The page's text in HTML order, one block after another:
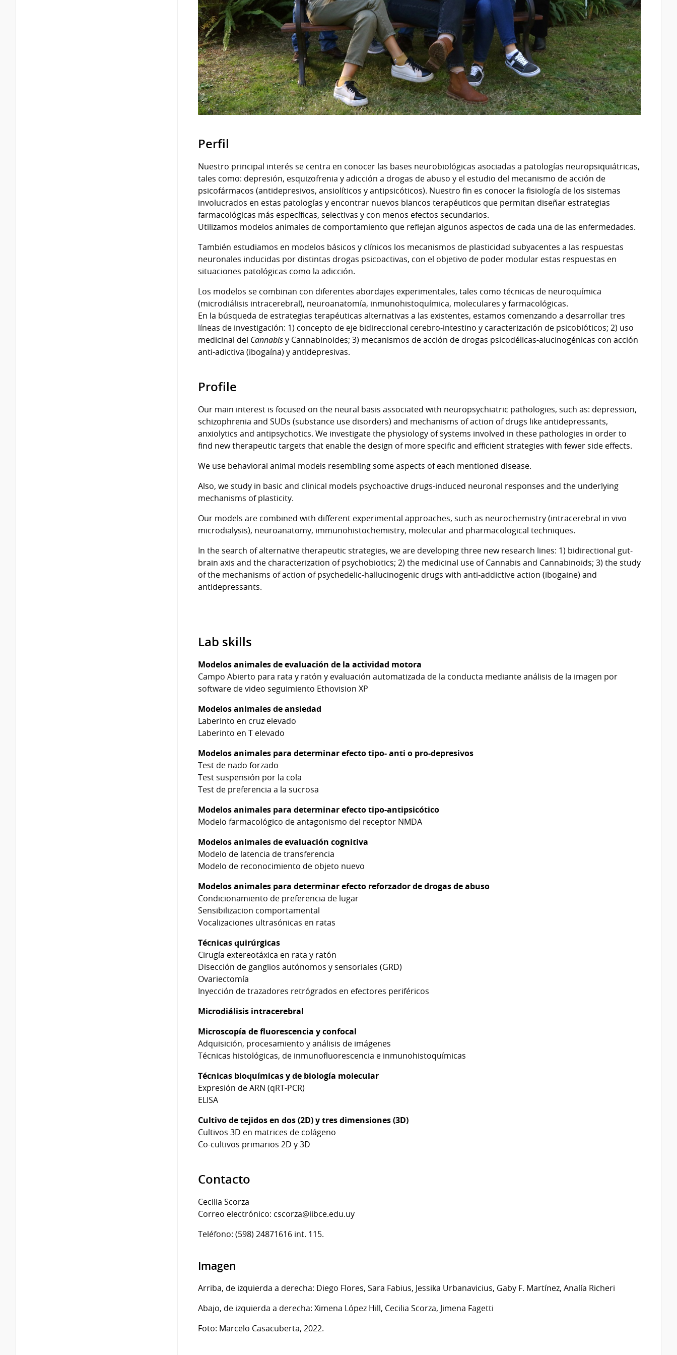
Perfil
Nuestro principal interés se centra en conocer las bases neurobiológicas asociadas a patologías neuropsiquiátricas,
tales como: depresión, esquizofrenia y adicción a drogas de abuso y el estudio del mecanismo de acción de
psicofármacos (antidepresivos, ansiolíticos y antipsicóticos). Nuestro fin es conocer la fisiología de los sistemas
involucrados en estas patologías y encontrar nuevos blancos terapéuticos que permitan diseñar estrategias
farmacológicas más específicas, selectivas y con menos efectos secundarios.
Utilizamos modelos animales de comportamiento que reflejan algunos aspectos de cada una de las enfermedades.
También estudiamos en modelos básicos y clínicos los mecanismos de plasticidad subyacentes a las respuestas
neuronales inducidas por distintas drogas psicoactivas, con el objetivo de poder modular estas respuestas en
situaciones patológicas como la adicción.
Los modelos se combinan con diferentes abordajes experimentales, tales como técnicas de neuroquímica
(microdiálisis intracerebral), neuroanatomía, inmunohistoquímica, moleculares y farmacológicas.
En la búsqueda de estrategias terapéuticas alternativas a las existentes, estamos comenzando a desarrollar tres
líneas de investigación: 1) concepto de eje bidireccional cerebro-intestino y caracterización de psicobióticos; 2) uso
medicinal del Cannabisy Cannabinoides; 3) mecanismos de acción de drogas psicodélicas-alucinogénicas con acción
anti-adictiva (ibogaína) y antidepresivas.
Profile
Our main interest is focused on the neural basis associated with neuropsychiatric pathologies, such as: depression,
schizophrenia and SUDs (substance use disorders) and mechanisms of action of drugs like antidepressants,
anxiolytics and antipsychotics. We investigate the physiology of systems involved in these pathologies in order to
find new therapeutic targets that enable the design of more specific and efficient strategies with fewer side effects.
We use behavioral animal models resembling some aspects of each mentioned disease.
Also, we study in basic and clinical models psychoactive drugs-induced neuronal responses and the underlying
mechanisms of plasticity.
Our models are combined with different experimental approaches, such as neurochemistry (intracerebral in vivo
microdialysis), neuroanatomy, immunohistochemistry, molecular and pharmacological techniques.
In the search of alternative therapeutic strategies, we are developing three new research lines: 1) bidirectional gut-
brain axis and the characterization of psychobiotics; 2) the medicinal use of Cannabis and Cannabinoids; 3) the study
of the mechanisms of action of psychedelic-hallucinogenic drugs with anti-addictive action (ibogaine) and
antidepressants.
Lab skills
Modelos animales de evaluación de la actividad motora
Campo Abierto para rata y ratón y evaluación automatizada de la conducta mediante análisis de la imagen por
software de video seguimiento Ethovision XP
Modelos animales de ansiedad
Laberinto en cruz elevado
Laberinto en T elevado
Modelos animales para determinar efecto tipo- anti o pro-depresivos
Test de nado forzado
Test suspensión por la cola
Test de preferencia a la sucrosa
Modelos animales para determinar efecto tipo-antipsicótico
Modelo farmacológico de antagonismo del receptor NMDA
Modelos animales de evaluación cognitiva
Modelo de latencia de transferencia
Modelo de reconocimiento de objeto nuevo
Modelos animales para determinar efecto reforzador de drogas de abuso
Condicionamiento de preferencia de lugar
Sensibilizacion comportamental
Vocalizaciones ultrasónicas en ratas
Técnicas quirúrgicas
Cirugía extereotáxica en rata y ratón
Disección de ganglios autónomos y sensoriales (GRD)
Ovariectomía
Inyección de trazadores retrógrados en efectores periféricos
Microdiálisis intracerebral
Microscopía de fluorescencia y confocal
Adquisición, procesamiento y análisis de imágenes
Técnicas histológicas, de inmunofluorescencia e inmunohistoquímicas
Técnicas bioquímicas y de biología molecular
Expresión de ARN (qRT-PCR)
ELISA
Cultivo de tejidos en dos (2D) y tres dimensiones (3D)
Cultivos 3D en matrices de colágeno
Co-cultivos primarios 2D y 3D
Contacto
Cecilia Scorza
Correo electrónico: cscorza@iibce.edu.uy
Teléfono: (598) 24871616 int. 115.
Imagen
Arriba, de izquierda a derecha: Diego Flores, Sara Fabius, Jessika Urbanavicius, Gaby F. Martínez, Analía Richeri
Abajo, de izquierda a derecha: Ximena López Hill, Cecilia Scorza, Jimena Fagetti
Foto: Marcelo Casacuberta, 2022.